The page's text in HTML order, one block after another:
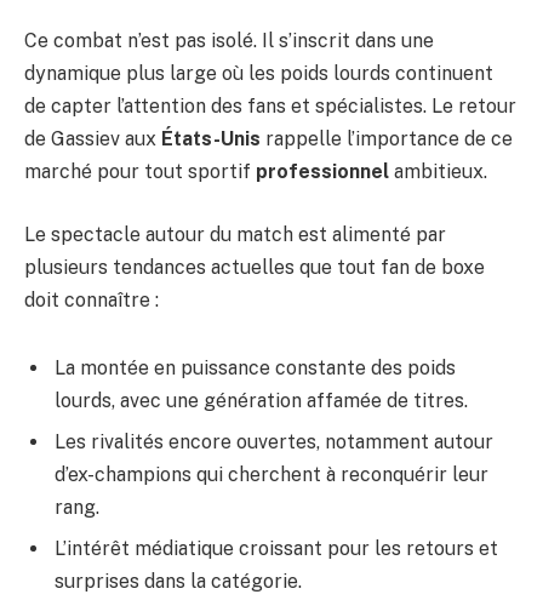
Ce combat n’est pas isolé. Il s’inscrit dans une
dynamique plus large où les poids lourds continuent
de capter l’attention des fans et spécialistes. Le retour
de Gassiev aux États-Unis rappelle l’importance de ce
marché pour tout sportif professionnel ambitieux.
Le spectacle autour du match est alimenté par
plusieurs tendances actuelles que tout fan de boxe
doit connaître :
La montée en puissance constante des poids
lourds, avec une génération affamée de titres.
Les rivalités encore ouvertes, notamment autour
d’ex-champions qui cherchent à reconquérir leur
rang.
L’intérêt médiatique croissant pour les retours et
surprises dans la catégorie.